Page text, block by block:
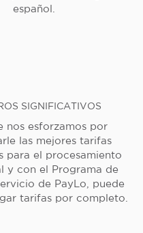
español.
SIGNIFICATIVOS
nos esforzamos por
las mejores tarifas
para el procesamiento
y con el Programa de
de PayLo, puede
tarifas por completo.